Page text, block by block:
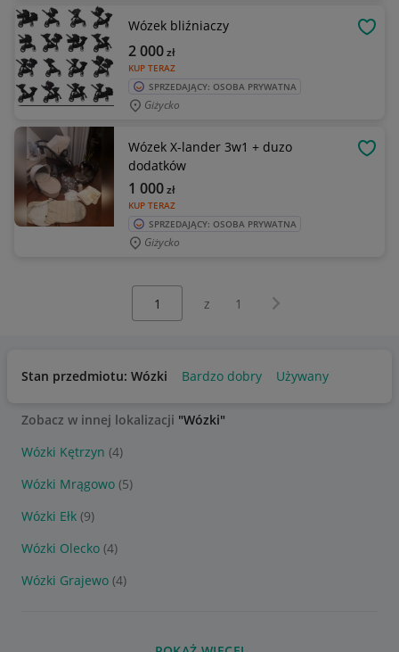
Wózek bliźniaczy
KUP TERAZ
2 000zł
SPRZEDAJĄCY: OSOBA PRYWATNA
Giżycko
Wózek X-lander 3w1 + duzo
dodatków
KUP TERAZ
1 000zł
SPRZEDAJĄCY: OSOBA PRYWATNA
Giżycko
z 1 Następna strona
Stan przedmiotu: Wózki Bardzo dobry Używany
Zobacz w innej lokalizacji "Wózki"
Wózki Kętrzyn (4)
Wózki Mrągowo (5)
Wózki Ełk (9)
Wózki Olecko (4)
Wózki Grajewo (4)